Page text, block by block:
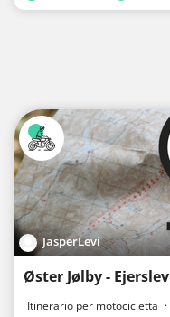
JasperLevi
Øster Jølby - Ejerslev
Itinerario per motocicletta ·